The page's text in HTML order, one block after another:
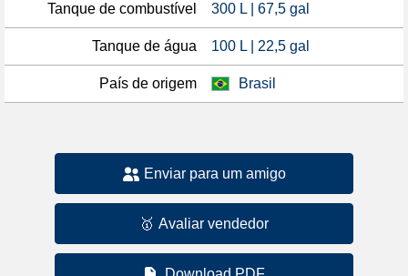
Tanque de combustível 300 L | 67,5 gal
Tanque de água 100 L | 22,5 gal
País de origem Brasil
Enviar para um amigo
🥇 Avaliar vendedor